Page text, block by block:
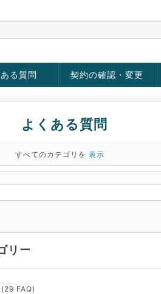
る質問 契約の確認・変更
よくある質問
すべてのカテゴリを 表示
リー
(29 FAQ)